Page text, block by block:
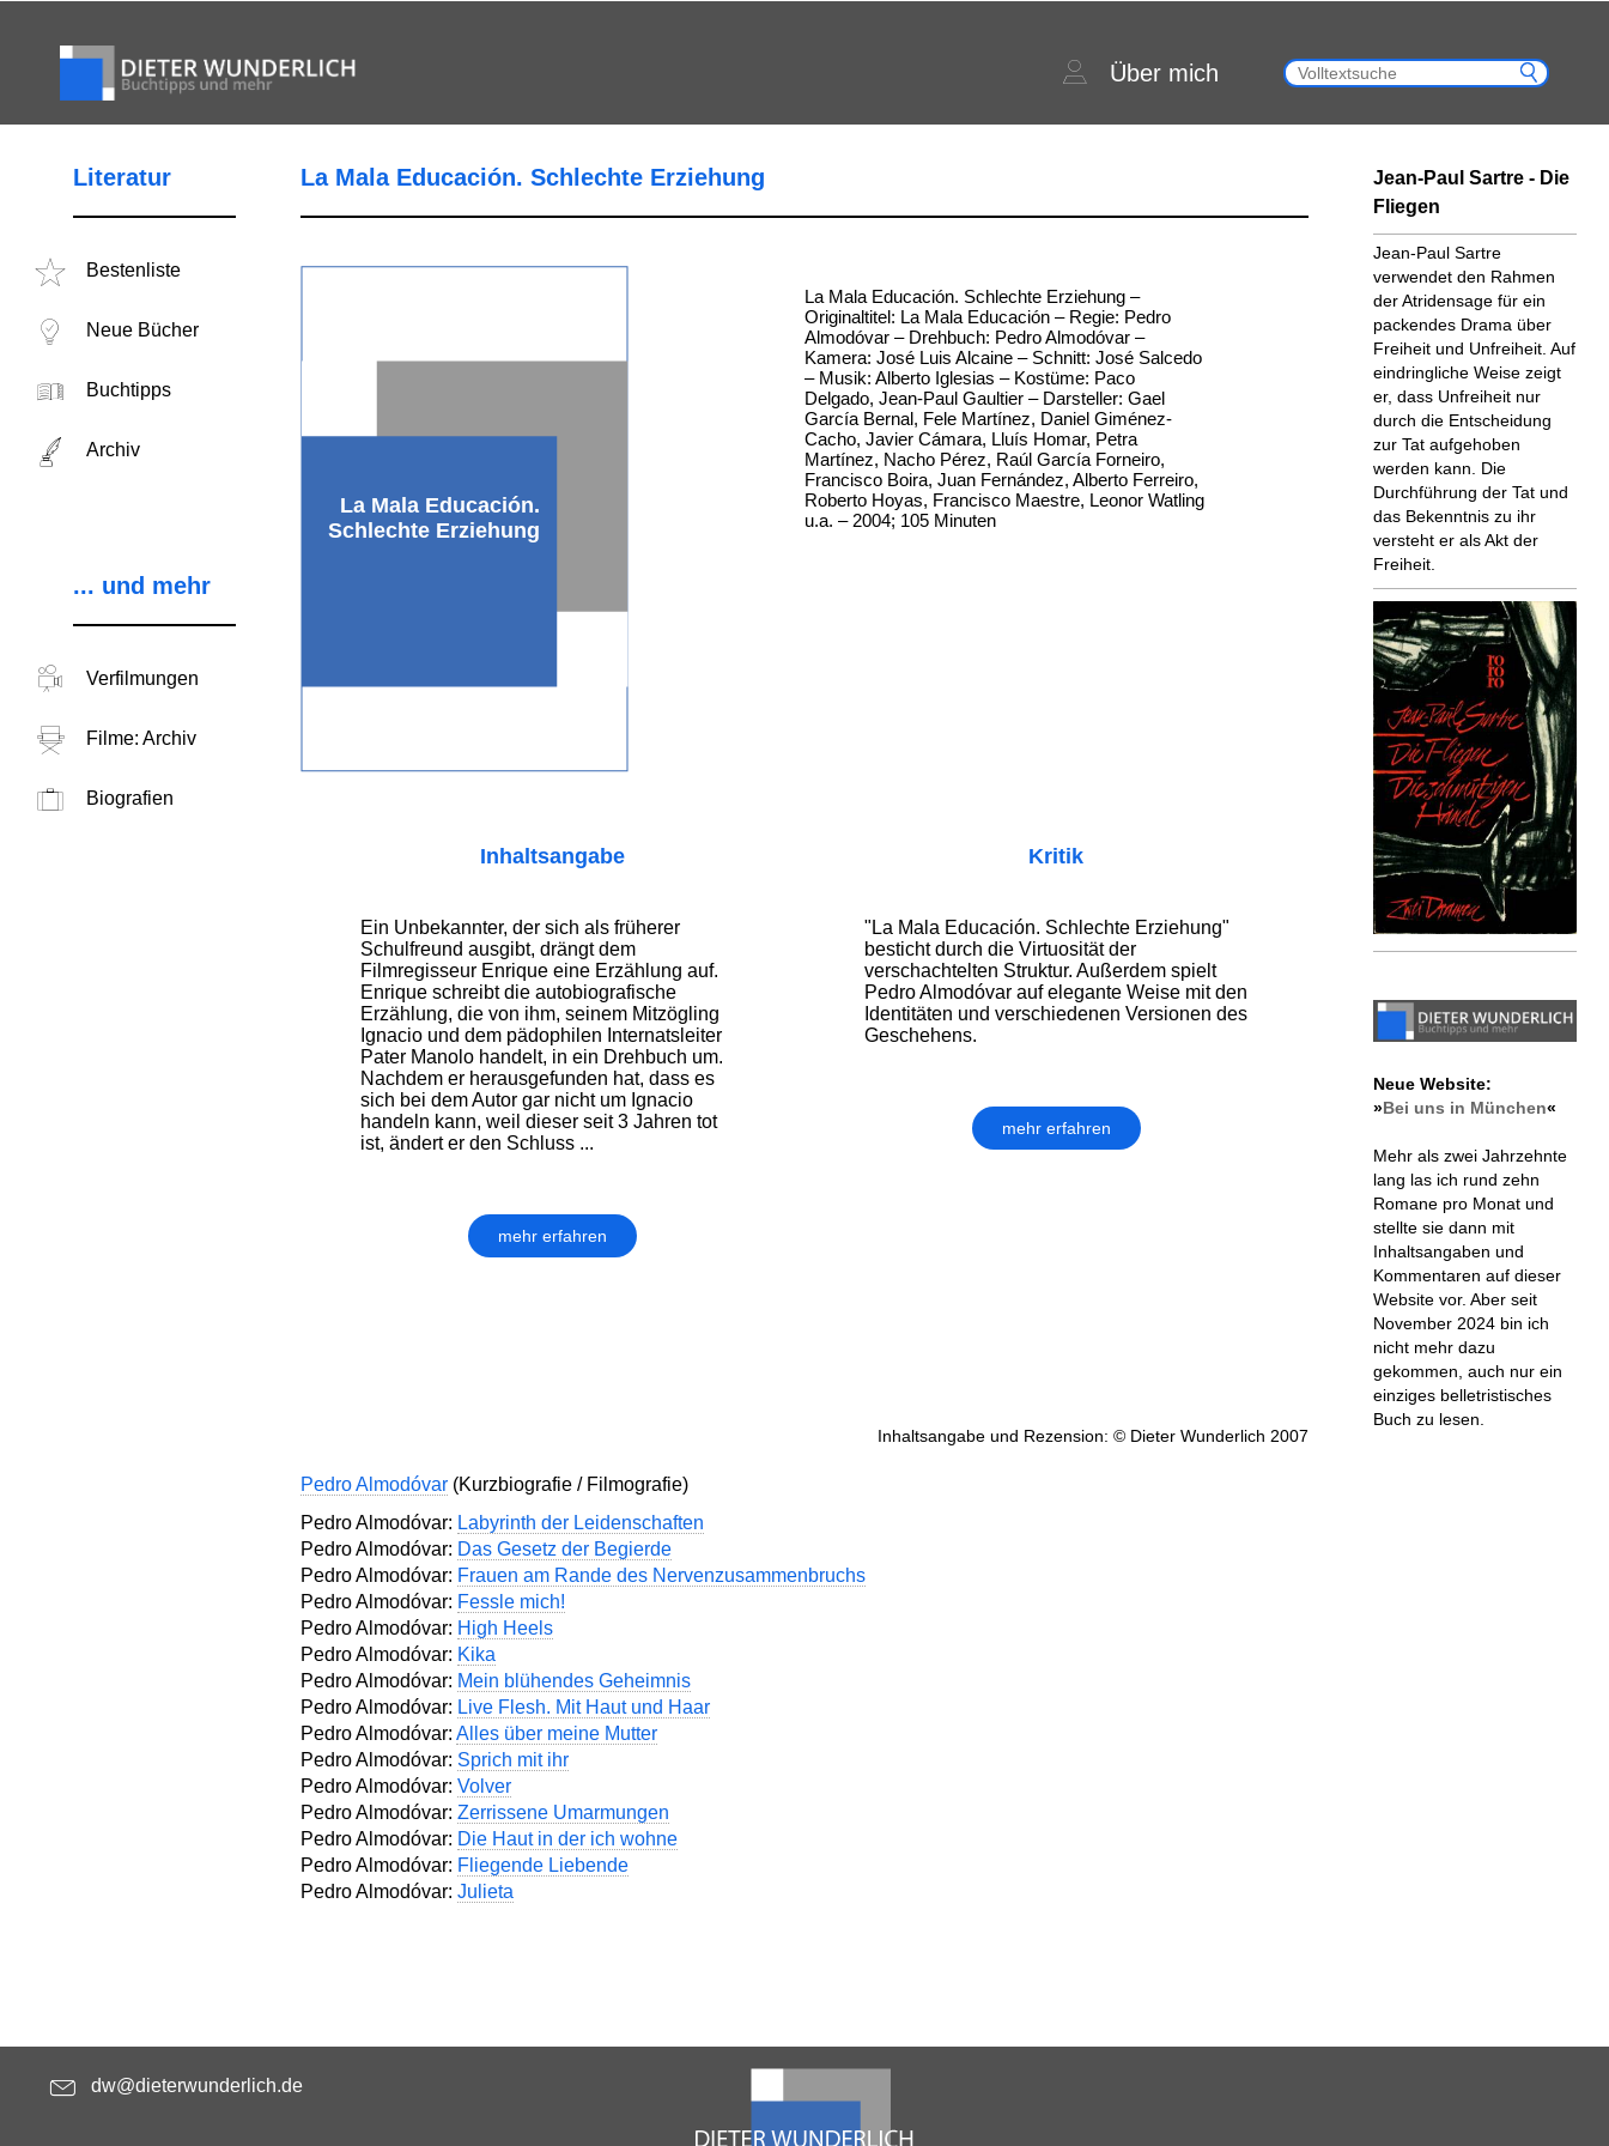
Über mich
Literatur
Bestenliste
Neue Bücher
Buchtipps
Archiv
... und mehr
Verfilmungen
Filme: Archiv
Biografien
La Mala Educación. Schlechte Erziehung
La Mala Educación.
Schlechte Erziehung
La Mala Educación. Schlechte Erziehung –
Originaltitel: La Mala Educación – Regie: Pedro
Almodóvar – Drehbuch: Pedro Almodóvar –
Kamera: José Luis Alcaine – Schnitt: José Salcedo
– Musik: Alberto Iglesias – Kostüme: Paco
Delgado, Jean-Paul Gaultier – Darsteller: Gael
García Bernal, Fele Martínez, Daniel Giménez-
Cacho, Javier Cámara, Lluís Homar, Petra
Martínez, Nacho Pérez, Raúl García Forneiro,
Francisco Boira, Juan Fernández, Alberto Ferreiro,
Roberto Hoyas, Francisco Maestre, Leonor Watling
u.a. – 2004; 105 Minuten
Inhaltsangabe
Ein Unbekannter, der sich als früherer
Schulfreund ausgibt, drängt dem
Filmregisseur Enrique eine Erzählung auf.
Enrique schreibt die autobiografische
Erzählung, die von ihm, seinem Mitzögling
Ignacio und dem pädophilen Internatsleiter
Pater Manolo handelt, in ein Drehbuch um.
Nachdem er herausgefunden hat, dass es
sich bei dem Autor gar nicht um Ignacio
handeln kann, weil dieser seit 3 Jahren tot
ist, ändert er den Schluss ...
mehr erfahren
Kritik
"La Mala Educación. Schlechte Erziehung"
besticht durch die Virtuosität der
verschachtelten Struktur. Außerdem spielt
Pedro Almodóvar auf elegante Weise mit den
Identitäten und verschiedenen Versionen des
Geschehens.
mehr erfahren
Inhaltsangabe und Rezension: © Dieter Wunderlich 2007
Pedro Almodóvar(Kurzbiografie / Filmografie)
Pedro Almodóvar: Labyrinth der Leidenschaften
Pedro Almodóvar: Das Gesetz der Begierde
Pedro Almodóvar: Frauen am Rande des Nervenzusammenbruchs
Pedro Almodóvar: Fessle mich!
Pedro Almodóvar: High Heels
Pedro Almodóvar: Kika
Pedro Almodóvar: Mein blühendes Geheimnis
Pedro Almodóvar: Live Flesh. Mit Haut und Haar
Pedro Almodóvar: Alles über meine Mutter
Pedro Almodóvar: Sprich mit ihr
Pedro Almodóvar: Volver
Pedro Almodóvar: Zerrissene Umarmungen
Pedro Almodóvar: Die Haut in der ich wohne
Pedro Almodóvar: Fliegende Liebende
Pedro Almodóvar: Julieta
Jean-Paul Sartre - Die
Fliegen
Jean-Paul Sartre
verwendet den Rahmen
der Atridensage für ein
packendes Drama über
Freiheit und Unfreiheit. Auf
eindringliche Weise zeigt
er, dass Unfreiheit nur
durch die Entscheidung
zur Tat aufgehoben
werden kann. Die
Durchführung der Tat und
das Bekenntnis zu ihr
versteht er als Akt der
Freiheit.
Neue Website:
»Bei uns in München«
Mehr als zwei Jahrzehnte
lang las ich rund zehn
Romane pro Monat und
stellte sie dann mit
Inhaltsangaben und
Kommentaren auf dieser
Website vor. Aber seit
November 2024 bin ich
nicht mehr dazu
gekommen, auch nur ein
einziges belletristisches
Buch zu lesen.
dw@dieterwunderlich.de